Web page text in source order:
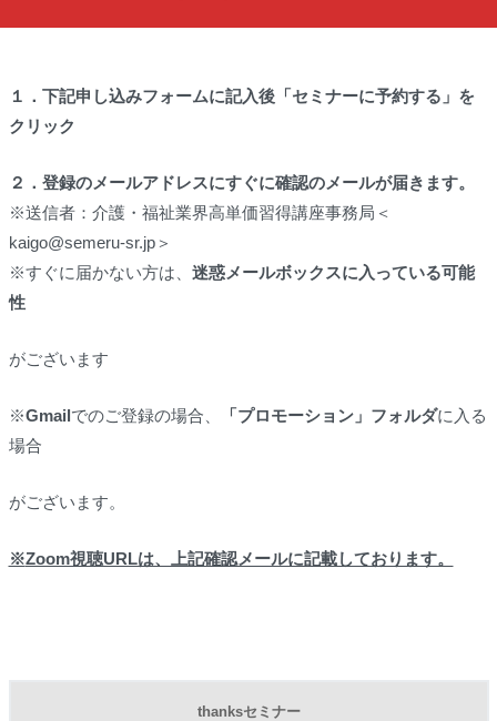
１． 下記申し込みフォームに記入後「セミナーに予約する」を
クリック
２． 登録のメールアドレスにすぐに確認のメールが届きます。
※送信者：介護・福祉業界高単価習得講座事務局＜
kaigo@semeru-sr.jp＞
※すぐに届かない方は、 迷惑メールボックスに入っている可能
性
がございます
※Gmailでのご登録の場合、 「プロモーション」フォルダに入る
場合
がございます。
※Zoom視聴URLは、上記確認メールに記載しております。
thanksセミナー